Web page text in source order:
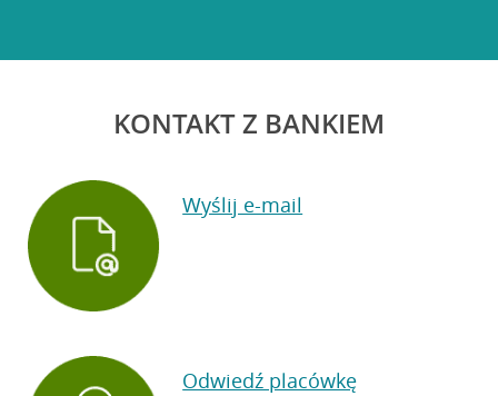
KONTAKT Z BANKIEM
Wyślij e-mail
Odwiedź placówkę